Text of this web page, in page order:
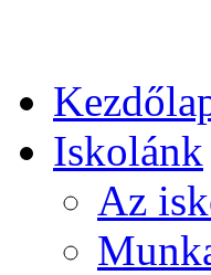
Iskolánk
Az